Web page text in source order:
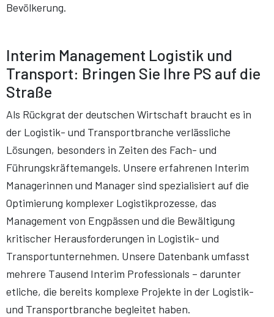
Bevölkerung.
Interim Management Logistik und
Transport: Bringen Sie Ihre PS auf die
Straße
Als Rückgrat der deutschen Wirtschaft braucht es in
der Logistik- und Transportbranche verlässliche
Lösungen, besonders in Zeiten des Fach- und
Führungskräftemangels. Unsere erfahrenen Interim
Managerinnen und Manager sind spezialisiert auf die
Optimierung komplexer Logistikprozesse, das
Management von Engpässen und die Bewältigung
kritischer Herausforderungen in Logistik- und
Transportunternehmen. Unsere Datenbank umfasst
mehrere Tausend Interim Professionals – darunter
etliche, die bereits komplexe Projekte in der Logistik-
und Transportbranche begleitet haben.